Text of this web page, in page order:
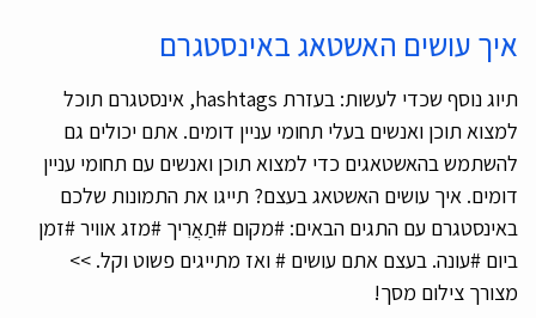
איך עושים האשטאג באינסטגרם
תיוג נוסף שכדי לעשות: בעזרת hashtags, אינסטגרם תוכל
למצוא תוכן ואנשים בעלי תחומי עניין דומים. אתם יכולים גם
להשתמש בהאשטאגים כדי למצוא תוכן ואנשים עם תחומי עניין
דומים. איך עושים האשטאג בעצם? תייגו את התמונות שלכם
באינסטגרם עם התגים הבאים: #מקום #תַאֲרִיך #מזג אוויר #זמן
ביום #עונה. בעצם אתם עושים # ואז מתייגים פשוט וקל. >>
מצורך צילום מסך!